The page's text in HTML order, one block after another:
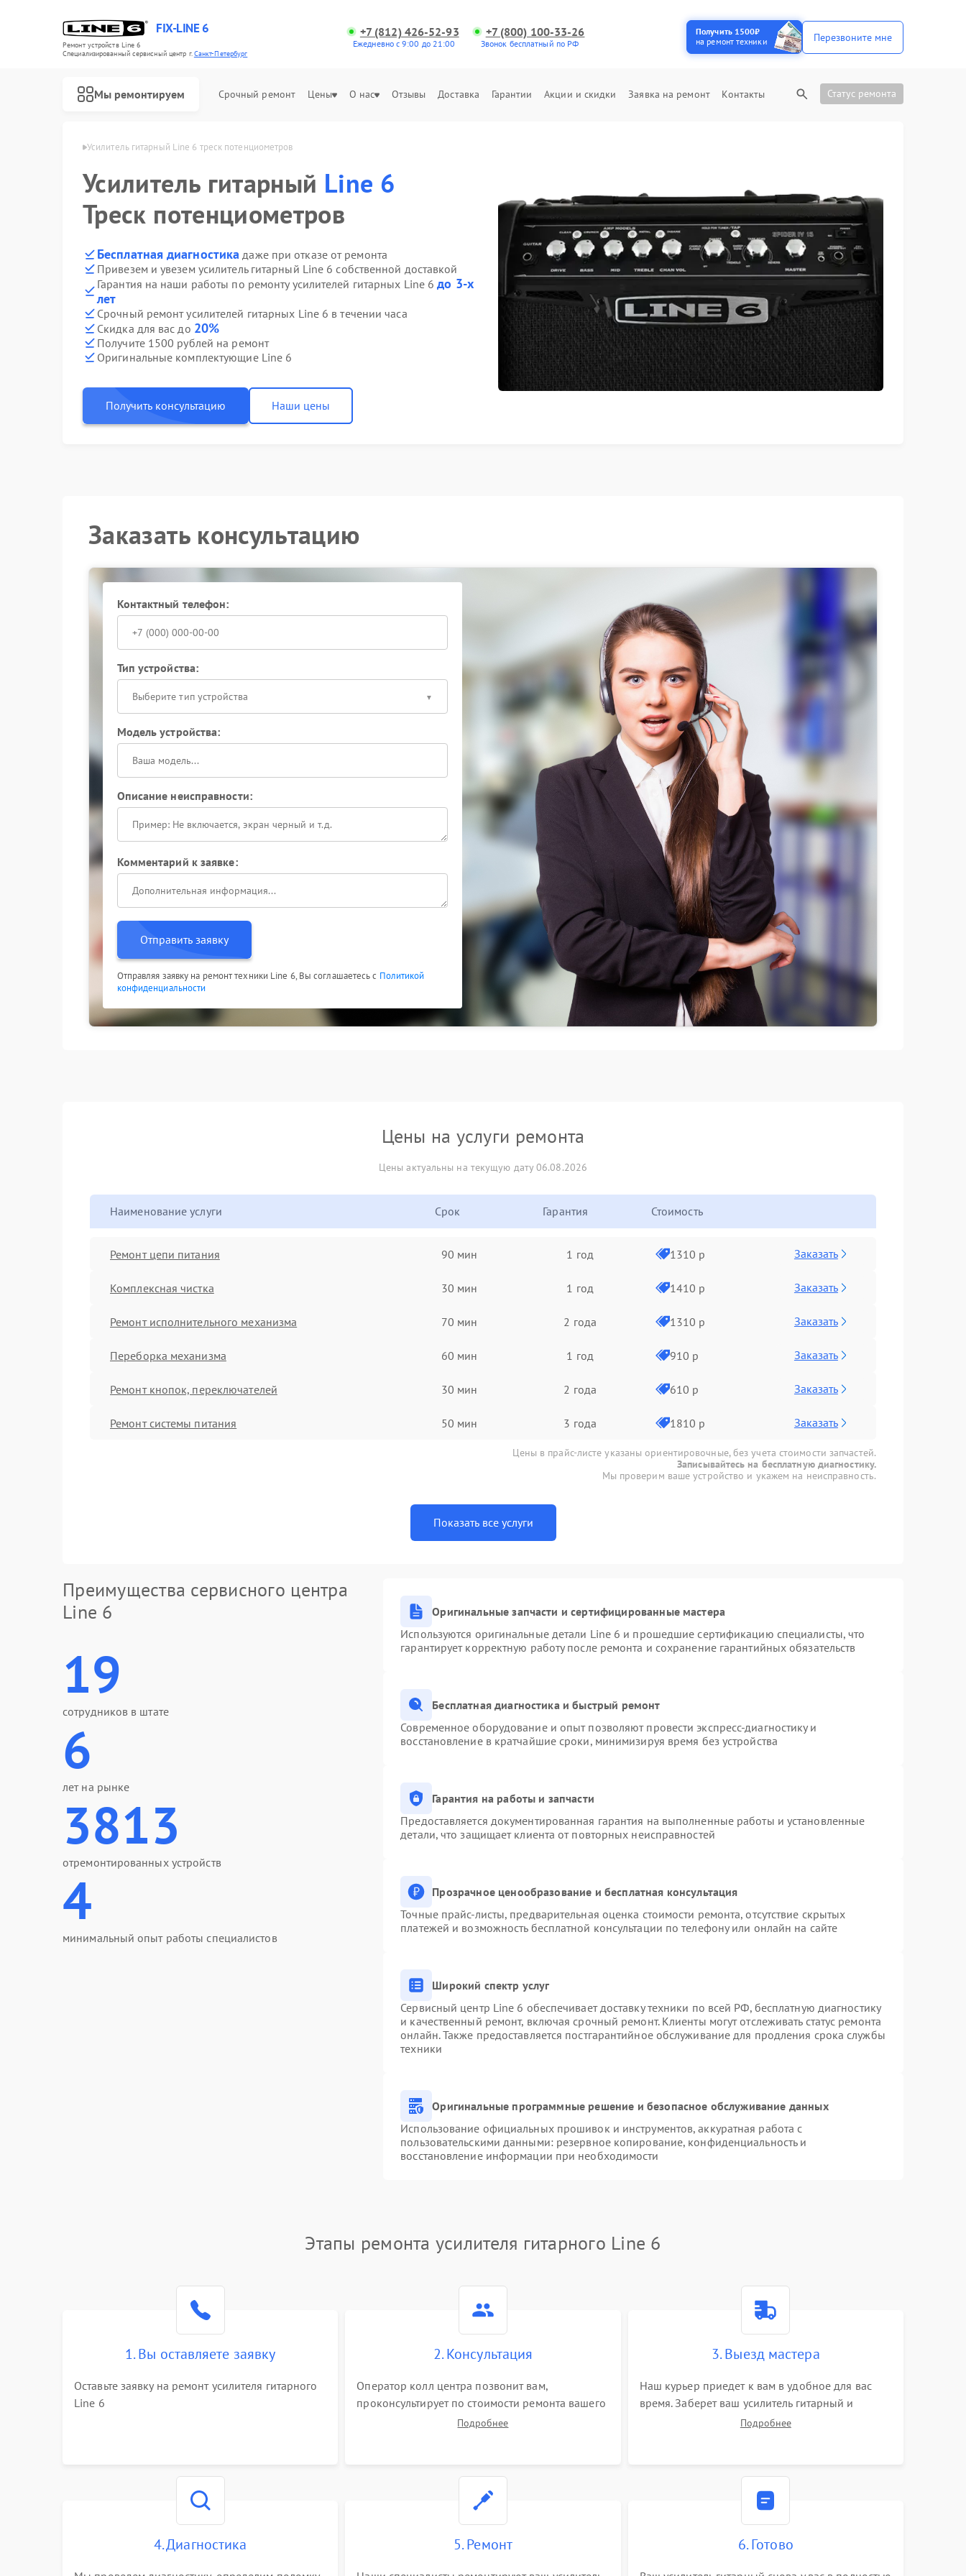
FIX-LINE 6
Ремонт устройств Line 6
Специализированный cервисный центр г.Санкт-Петербург
+7 (812) 426-52-93
Ежедневно с 9:00 до 21:00
+7 (800) 100-33-26
Звонок бесплатный по РФ
Получить 1500₽
на ремонт техники
Перезвоните мне
Мы ремонтируем Срочный ремонт Цены О нас Отзывы Доставка Гарантии Акции и скидки Заявка на ремонт Контакты Статус ремонта
Усилитель гитарный Line 6 треск потенциометров
Усилитель гитарный Line 6
Треск потенциометров
Бесплатная диагностика даже при отказе от ремонта
Привезем и увезем усилитель гитарный Line 6 собственной доставкой
Гарантия на наши работы по ремонту усилителей гитарных Line 6до 3-х
лет
Срочный ремонт усилителей гитарных Line 6 в течении часа
Скидка для вас до 20%
Получите 1500 рублей на ремонт
Оригинальные комплектующие Line 6
Получить консультацию Наши цены
Заказать консультацию
Контактный телефон:
Тип устройства:
Выберите тип устройства
Модель устройства:
Описание неисправности:
Комментарий к заявке:
Отправить заявку
Отправляя заявку на ремонт техники Line 6, Вы соглашаетесь с Политикой
конфиденциальности
Цены на услуги ремонта
Цены актуальны на текущую дату 06.08.2026
Наименование услуги Срок Гарантия Стоимость
Ремонт цепи питания 90 мин 1 год 1310 р Заказать
Комплексная чистка 30 мин 1 год 1410 р Заказать
Ремонт исполнительного механизма 70 мин 2 года 1310 р Заказать
Переборка механизма 60 мин 1 год 910 р Заказать
Ремонт кнопок, переключателей 30 мин 2 года 610 р Заказать
Ремонт системы питания 50 мин 3 года 1810 р Заказать
Цены в прайс-листе указаны ориентировочные, без учета стоимости запчастей.
Записывайтесь на бесплатную диагностику.
Мы проверим ваше устройство и укажем на неисправность.
Показать все услуги
Преимущества сервисного центра
Line 6
19
сотрудников в штате
6
лет на рынке
3813
отремонтированных устройств
4
минимальный опыт работы специалистов
Оригинальные запчасти и сертифицированные мастера
Используются оригинальные детали Line 6 и прошедшие сертификацию специалисты, что
гарантирует корректную работу после ремонта и сохранение гарантийных обязательств
Бесплатная диагностика и быстрый ремонт
Современное оборудование и опыт позволяют провести экспресс-диагностику и
восстановление в кратчайшие сроки, минимизируя время без устройства
Гарантия на работы и запчасти
Предоставляется документированная гарантия на выполненные работы и установленные
детали, что защищает клиента от повторных неисправностей
Прозрачное ценообразование и бесплатная консультация
Точные прайс-листы, предварительная оценка стоимости ремонта, отсутствие скрытых
платежей и возможность бесплатной консультации по телефону или онлайн на сайте
Широкий спектр услуг
Сервисный центр Line 6 обеспечивает доставку техники по всей РФ, бесплатную диагностику
и качественный ремонт, включая срочный ремонт. Клиенты могут отслеживать статус ремонта
онлайн. Также предоставляется постгарантийное обслуживание для продления срока службы
техники
Оригинальные программные решение и безопасное обслуживание данных
Использование официальных прошивок и инструментов, аккуратная работа с
пользовательскими данными: резервное копирование, конфиденциальность и
восстановление информации при необходимости
Этапы ремонта усилителя гитарного Line 6
1. Вы оставляете заявку
Оставьте заявку на ремонт усилителя гитарного
Line 6
2. Консультация
Оператор колл центра позвонит вам,
проконсультирует по стоимости ремонта вашего
усилителя гитарного а также ответит на все
Подробнее
3. Выезд мастера
Наш курьер приедет к вам в удобное для вас
время. Заберет ваш усилитель гитарный и
привезет на склад для диагностики.
Подробнее
4. Диагностика 5. Ремонт 6. Готово